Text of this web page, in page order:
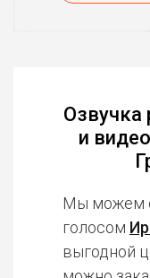
Озвучка
и
Мы можем
голосом
выгодной